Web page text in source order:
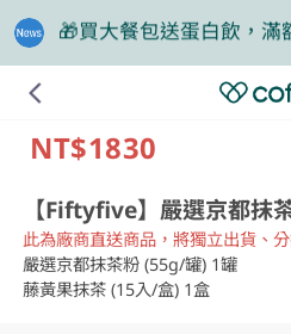
❤️老爸我來守護，專區商
NT$1830
【Fiftyfive】嚴選京都抹
此為廠商直送商品，將獨立出貨、
嚴選京都抹茶粉 (55g/罐) 1罐
藤黃果抹茶 (15入/盒) 1盒